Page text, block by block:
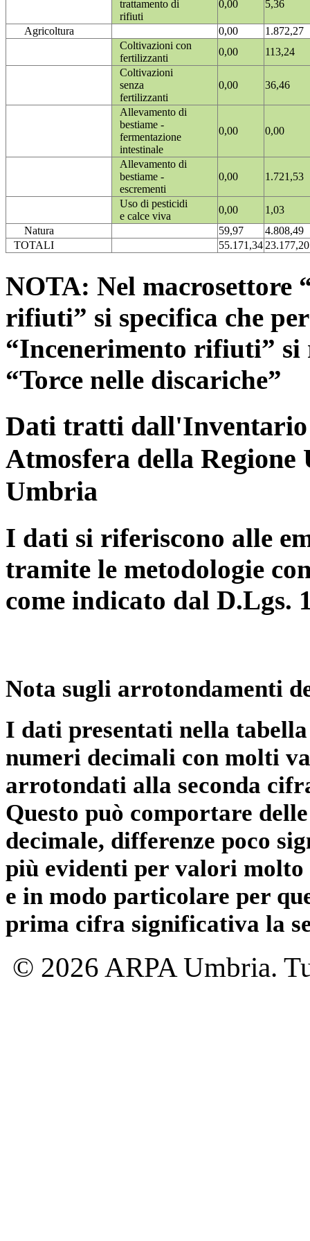
trattamento di
rifiuti
0,00 5,36
Agricoltura 0,00
1.872,27
Coltivazioni con
fertilizzanti
0,00
113,24
Coltivazioni
senza
fertilizzanti
0,00 36,46
Allevamento di
bestiame -
fermentazione
intestinale
0,00 0,00
Allevamento di
bestiame -
escrementi
0,00 1.721,53
Uso di pesticidi
e calce viva
0,00
1,03
Natura
59,97
4.808,49
TOTALI
55.171,3423.177,20
NOTA: Nel macrosettore
rifiuti” si specifica che
“Incenerimento rifiuti”
“Torce nelle discariche”
Dati tratti dall'Inventario
Atmosfera della
Umbria
I dati si riferiscono alle
tramite le metodologie
come indicato dal D.Lgs.
Nota sugli arrotondamenti
I dati presentati nella
numeri decimali con molti
arrotondati alla seconda
Questo può comportare
decimale, differenze poco
più evidenti per valori
e in modo particolare per
prima cifra significativa la
© 2026 ARPA Umbria.